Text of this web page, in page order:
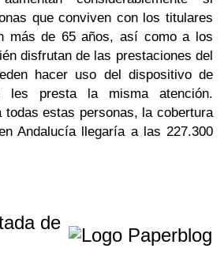
que conviven con los titulares
más de 65 años, así como a los
disfrutan de las prestaciones del
hacer uso del dispositivo de
les presta la misma atención.
todas estas personas, la cobertura
Andalucía llegaría a las 227.300
de